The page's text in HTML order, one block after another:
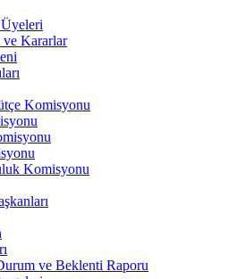
Kararlar
Komisyonu
Komisyonu
ve Beklenti Raporu